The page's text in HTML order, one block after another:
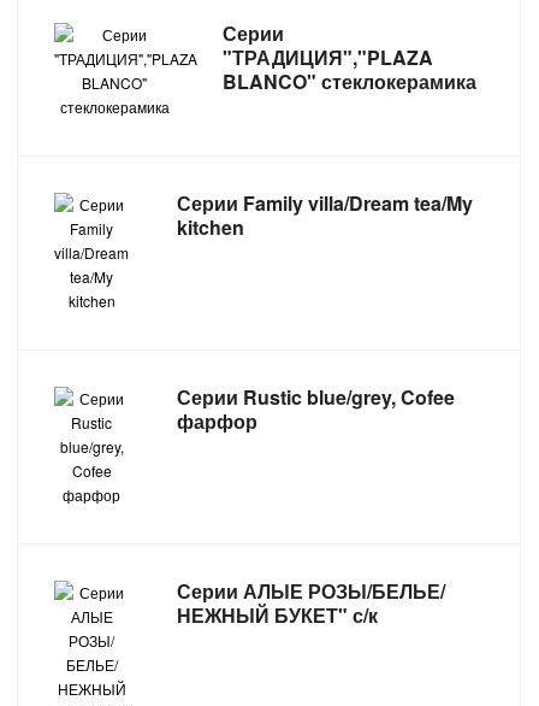
Серии
"ТРАДИЦИЯ","PLAZA
BLANCO" стеклокерамика
Серии Family villa/Dream tea/My
kitchen
Серии Rustic blue/grey, Cofee
фарфор
Серии АЛЫЕ РОЗЫ/БЕЛЬЕ/
НЕЖНЫЙ БУКЕТ" с/к